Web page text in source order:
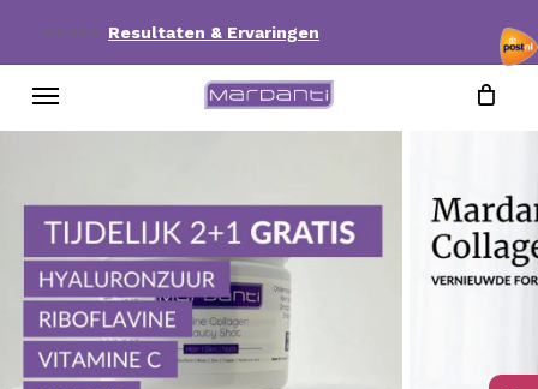
main
⭐⭐⭐⭐⭐ Resultaten & Ervaringen